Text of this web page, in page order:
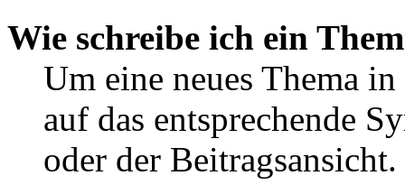
Wie schreibe ich ein
Um eine neues Thema
auf das entsprechende
oder der